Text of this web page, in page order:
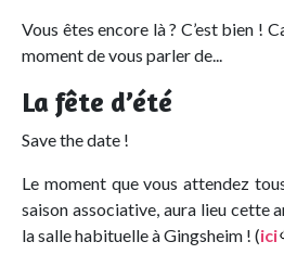
Vous êtes encore là ? C’est bien !
moment de vous parler de...
La fête d’été
Save the date !
Le moment que vous attendez
saison associative, aura lieu cette
la salle habituelle à Gingsheim ! (ici